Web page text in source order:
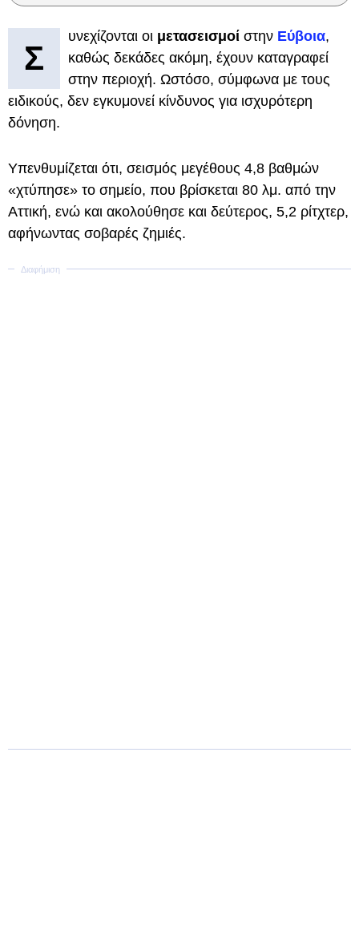
Σ
υνεχίζονται οι μετασεισμοί στην Εύβοια,
καθώς δεκάδες ακόμη, έχουν καταγραφεί
στην περιοχή. Ωστόσο, σύμφωνα με τους
ειδικούς, δεν εγκυμονεί κίνδυνος για ισχυρότερη
δόνηση.
Υπενθυμίζεται ότι, σεισμός μεγέθους 4,8 βαθμών
«χτύπησε» το σημείο, που βρίσκεται 80 λμ. από την
Αττική, ενώ και ακολούθησε και δεύτερος, 5,2 ρίτχτερ,
αφήνωντας σοβαρές ζημιές.